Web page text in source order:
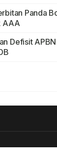
Panda
AAA
Defisit